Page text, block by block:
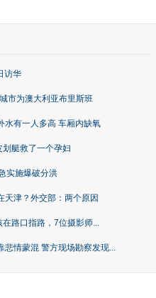
访华
市为澳大利亚布里斯班
水有一人多高 车厢内缺氧
艇救了一个孕妇
实施爆破分洪
天津？外交部：两个原因
路口指路，7位摄影师...
悲情蒙混 警方现场勘察发现...